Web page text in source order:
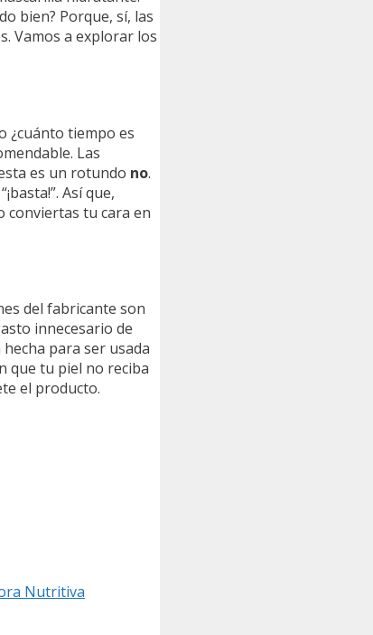
bien? Porque, sí, las
Vamos a explorar los
¿cuánto tiempo es
Las
es un rotundo no.
Así que,
conviertas tu cara en
del fabricante son
innecesario de
para ser usada
que tu piel no reciba
el producto.
Nutritiva